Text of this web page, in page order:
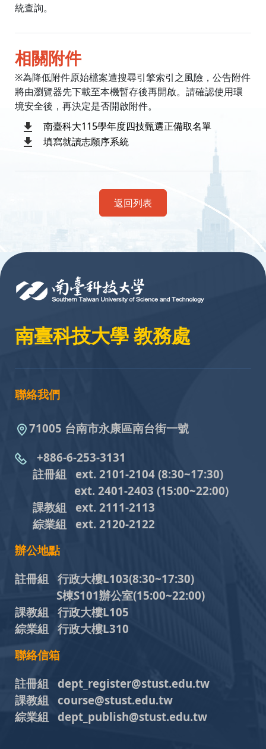
統查詢。
相關附件
※為降低附件原始檔案遭搜尋引擎索引之風險，公告附件
將由瀏覽器先下載至本機暫存後再開啟。請確認使用環
境安全後，再決定是否開啟附件。
南臺科大115學年度四技甄選正備取名單
填寫就讀志願序系統
返回列表
南臺科技大學 教務處
聯絡我們
71005 台南市永康區南台街一號
+886-6-253-3131
註冊組 ext. 2101-2104 (8:30~17:30)
ext. 2401-2403 (15:00~22:00)
課教組 ext. 2111-2113
綜業組
ext. 2120-2122
辦公地點
註冊組 行政大樓L103(8:30~17:30)
S棟S101辦公室(15:00~22:00)
課教組 行政大樓L105
綜業組 行政大樓L310
聯絡信箱
註冊組 dept_register@stust.edu.tw
課教組 course@stust.edu.tw
綜業組 dept_publish@stust.edu.tw